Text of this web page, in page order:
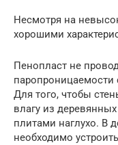
Несмотря на
хорошими
Пенопласт не
Для того, чтобы
влагу из
плитами наглухо. В
необходимо